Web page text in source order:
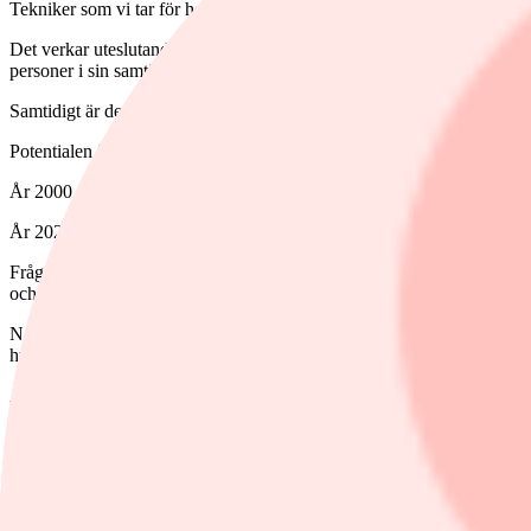
Tekniker som vi tar för helt självklara idag men som på den tiden när
Det verkar uteslutande vara så att nya tekniker alltid kommer att
personer i sin samtid.
Samtidigt är det i dessa teknologier som den stora tillväxten finns.
Potentialen i dessa nya tekniker underskattas oftast gravt. Ett exempel
År 2000 spådde den amerikanska energimyndigheten att bara 0,02
År 2020 var solkraftsandelen av USA:s energimix flera gånger
Frågan är vilka nya teknologier som kommer att slå igenom
och som kan sägas ligga närmast framgång.
Några av dessa nya tekniker som kommit längst är: datacenter i
hyperloop.
Återstår att se vilka som slår igenom. Klart är bara att när det väl